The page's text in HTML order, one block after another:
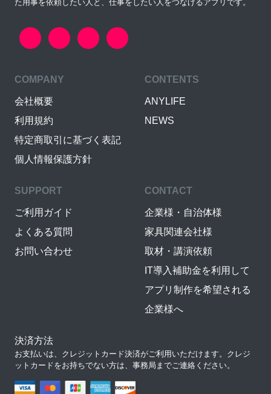
た用事を依頼したい人と、仕事をしたい人をつなげるアプリです。
COMPANY
会社概要
利用規約
特定商取引に基づく表記
個人情報保護方針
CONTENTS
ANYLIFE
NEWS
SUPPORT
ご利用ガイド
よくある質問
お問い合わせ
CONTACT
企業様・自治体様
家具関連会社様
取材・講演依頼
IT導入補助金を利用して
アプリ制作を希望される
企業様へ
決済方法
お支払いは、クレジットカード決済がご利用いただけます。クレジ
ットカードをお持ちでない方は、事務局までご連絡ください。